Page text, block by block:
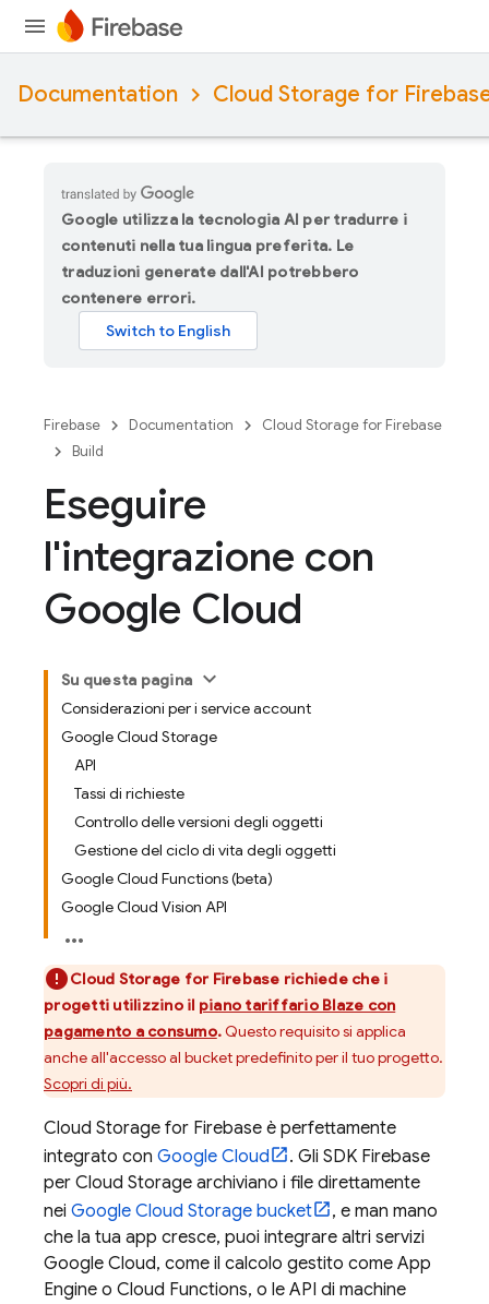
Documentation Cloud Storage for
Google utilizza la tecnologia AI per tradurre i
contenuti nella tua lingua preferita. Le
traduzioni generate dall'AI potrebbero
contenere errori.
Firebase Documentation
Cloud Storage for Firebase
Build
Eseguire
l'integrazione con
Google Cloud
Su questa pagina
Considerazioni per i service account
Google Cloud Storage
API
Tassi di richieste
Controllo delle versioni degli oggetti
Gestione del ciclo di vita degli oggetti
Google Cloud Functions (beta)
Google Cloud Vision API
Cloud Storage for Firebase richiede che i
progetti utilizzino il piano tariffario Blaze con
pagamento a consumo.Questo requisito si applica
anche all'accesso al bucket predefinito per il tuo progetto.
Scopri di più.
Cloud Storage for Firebase è perfettamente
integrato con Google Cloud . Gli SDK Firebase
per Cloud Storage archiviano i file direttamente
nei Google Cloud Storage bucket
, e man mano
che la tua app cresce, puoi integrare altri servizi
Google Cloud, come il calcolo gestito come App
Engine o Cloud Functions, o le API di machine